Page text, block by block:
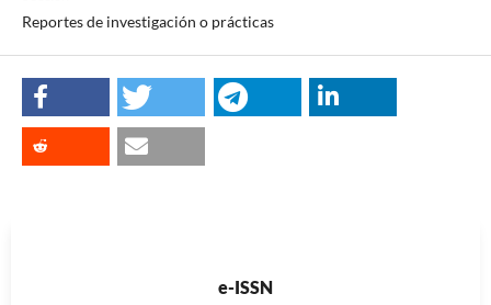
Reportes de investigación o prácticas
e-ISSN